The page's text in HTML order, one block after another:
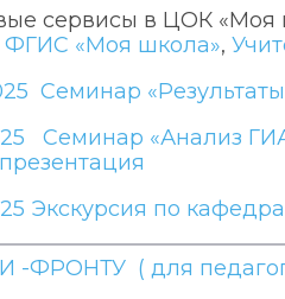
сервисы в ЦОК «Моя
«Моя школа»,
Семинар
Семинар «Анализ
презентация
Экскурсия по
-ФРОНТУ ( для